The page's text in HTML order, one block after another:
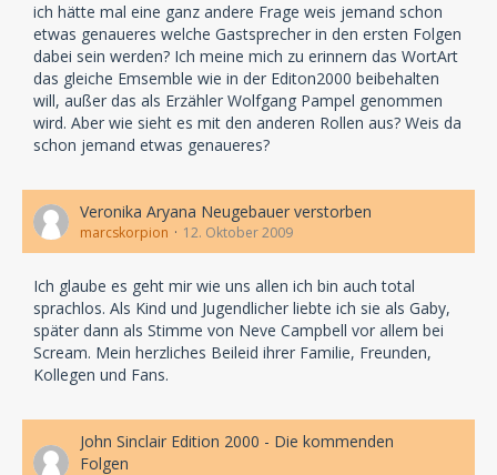
ich hätte mal eine ganz andere Frage weis jemand schon
etwas genaueres welche Gastsprecher in den ersten Folgen
dabei sein werden? Ich meine mich zu erinnern das WortArt
das gleiche Emsemble wie in der Editon2000 beibehalten
will, außer das als Erzähler Wolfgang Pampel genommen
wird. Aber wie sieht es mit den anderen Rollen aus? Weis da
schon jemand etwas genaueres?
Veronika Aryana Neugebauer verstorben
marcskorpion 12. Oktober 2009
Ich glaube es geht mir wie uns allen ich bin auch total
sprachlos. Als Kind und Jugendlicher liebte ich sie als Gaby,
später dann als Stimme von Neve Campbell vor allem bei
Scream. Mein herzliches Beileid ihrer Familie, Freunden,
Kollegen und Fans.
John Sinclair Edition 2000 - Die kommenden
Folgen